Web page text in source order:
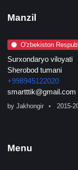
Manzil
O'zbekiston
Surxondaryo viloyati
Sherobod tumani
+998945122020
smartttik@gmail.com
by Jakhongir 2015-
Menu